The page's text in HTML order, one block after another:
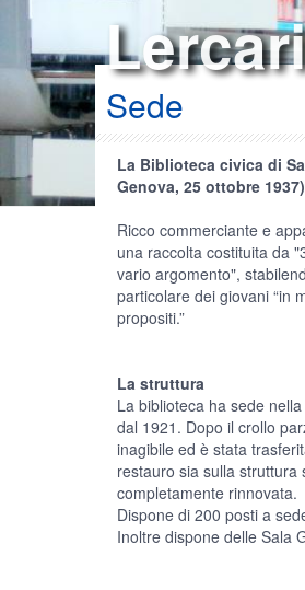
Lercari
Sede
La Biblioteca civica di
Genova, 25 ottobre
Ricco commerciante e
una raccolta costituita da
vario argomento",
particolare dei giovani “in
propositi.”
La struttura
La biblioteca ha sede
dal 1921. Dopo il crollo
inagibile ed è stata
restauro sia sulla struttura
completamente rinnovata.
Dispone di 200 posti a
Inoltre dispone delle Sala